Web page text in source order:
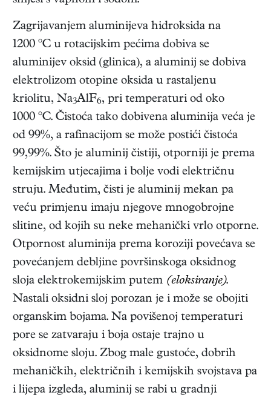
Zagrijavanjem aluminijeva hidroksida na
1200 °C u rotacijskim pećima dobiva se
aluminijev oksid (glinica), a aluminij se dobiva
elektrolizom otopine oksida u rastaljenu
kriolitu, Na3AlF6, pri temperaturi od oko
1000 °C. Čistoća tako dobivena aluminija veća je
od 99%, a rafinacijom se može postići čistoća
99,99%. Što je aluminij čistiji, otporniji je prema
kemijskim utjecajima i bolje vodi električnu
struju. Međutim, čisti je aluminij mekan pa
veću primjenu imaju njegove mnogobrojne
slitine, od kojih su neke mehanički vrlo otporne.
Otpornost aluminija prema koroziji povećava se
povećanjem debljine površinskoga oksidnog
sloja elektrokemijskim putem (eloksiranje).
Nastali oksidni sloj porozan je i može se obojiti
organskim bojama. Na povišenoj temperaturi
pore se zatvaraju i boja ostaje trajno u
oksidnome sloju. Zbog male gustoće, dobrih
mehaničkih, električnih i kemijskih svojstava pa
i lijepa izgleda, aluminij se rabi u gradnji